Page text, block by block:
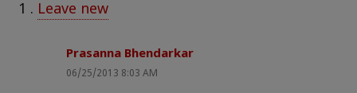
1 . Leave new
Prasanna Bhendarkar
06/25/2013 8:03 AM